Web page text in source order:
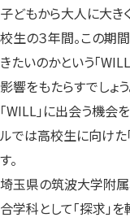
子どもから大人に大き
校生の３年間。この期
きたいのかという「
影響をもたらすでしょ
「WILL」に出会う機会
ルでは高校生に向けた
す。
埼玉県の筑波大学附属
合学科として「探求」